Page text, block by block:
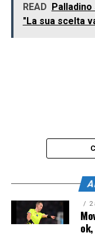
READ
"La sua scelta
2